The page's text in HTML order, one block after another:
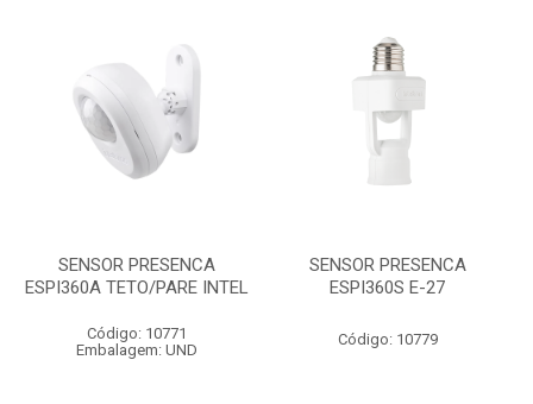
SENSOR PRESENCA
ESPI360A TETO/PARE INTEL
Código: 10771
Embalagem: UND
SENSOR PRESENCA
ESPI360S E-27
Código: 10779